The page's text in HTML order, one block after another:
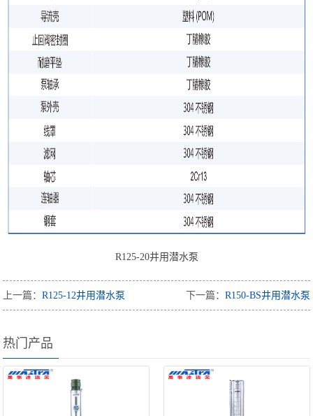
R125-20井用潜水泵
上一篇：R125-12井用潜水泵 下一篇： R150-BS井用潜水泵
热门产品